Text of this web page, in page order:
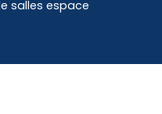
salles espace